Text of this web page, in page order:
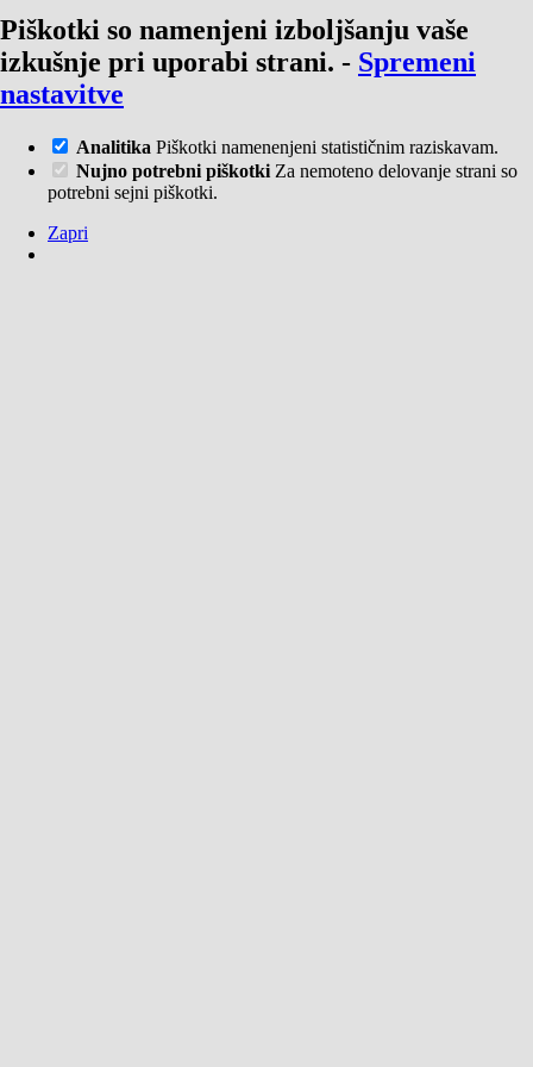
Piškotki so namenjeni izboljšanju vaše
izkušnje pri uporabi strani. - Spremeni
nastavitve
Analitika Piškotki namenenjeni statističnim raziskavam.
Nujno potrebni piškotki Za nemoteno delovanje strani so
potrebni sejni piškotki.
Zapri